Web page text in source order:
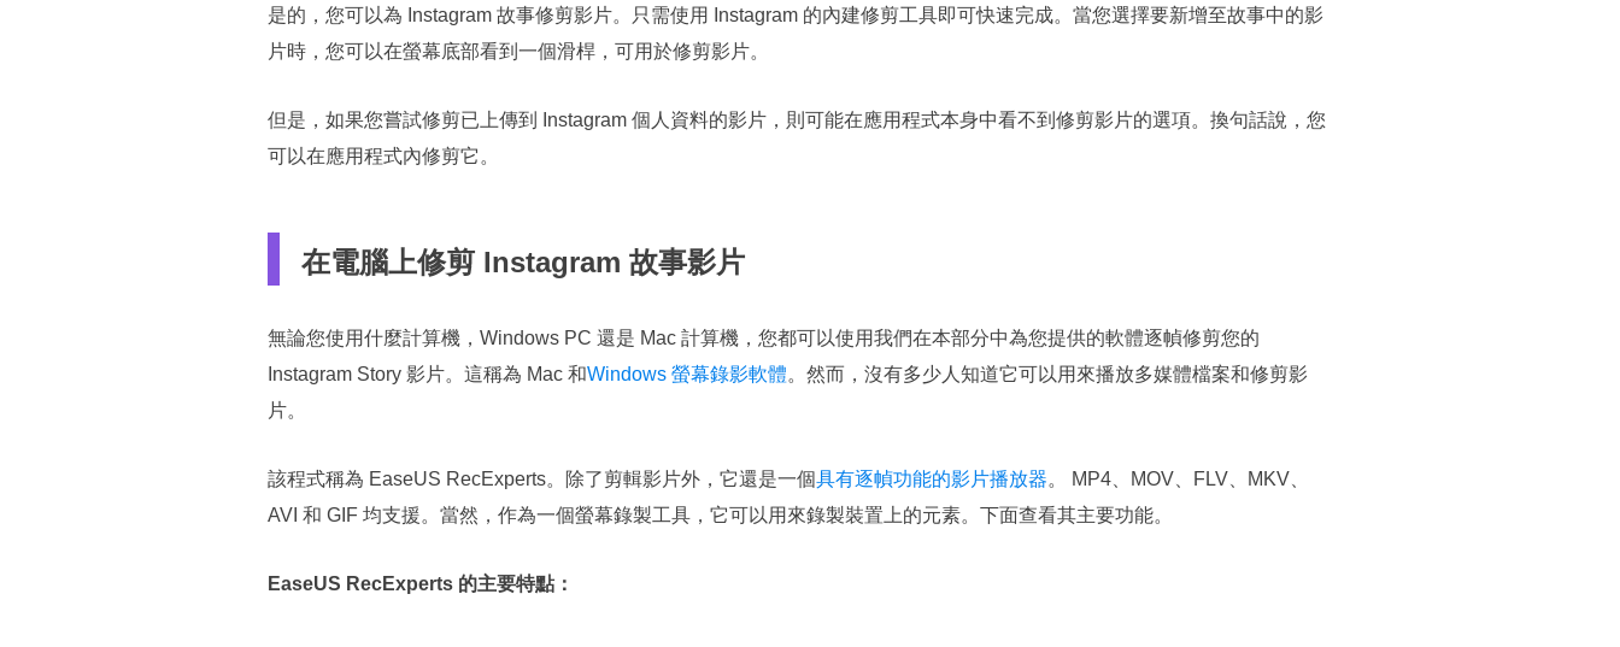
是的，您可以為 Instagram 故事修剪影片。只需使用 Instagram 的內建修剪工具即可快速完成。當您選擇要新增至故事中的影
片時，您可以在螢幕底部看到一個滑桿，可用於修剪影片。
但是，如果您嘗試修剪已上傳到 Instagram 個人資料的影片，則可能在應用程式本身中看不到修剪影片的選項。換句話說，您
可以在應用程式內修剪它。
在電腦上修剪 Instagram 故事影片
無論您使用什麼計算機，Windows PC 還是 Mac 計算機，您都可以使用我們在本部分中為您提供的軟體逐幀修剪您的
Instagram Story 影片。這稱為 Mac 和Windows 螢幕錄影軟體。然而，沒有多少人知道它可以用來播放多媒體檔案和修剪影
片。
該程式稱為 EaseUS RecExperts。除了剪輯影片外，它還是一個具有逐幀功能的影片播放器。 MP4、MOV、FLV、MKV、
AVI 和 GIF 均支援。當然，作為一個螢幕錄製工具，它可以用來錄製裝置上的元素。下面查看其主要功能。
EaseUS RecExperts 的主要特點：